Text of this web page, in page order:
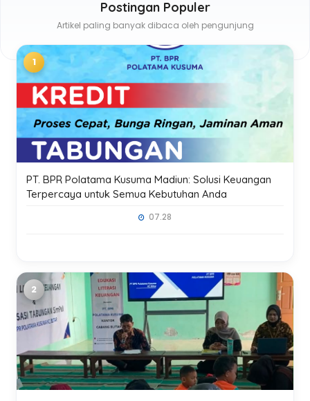
Postingan Populer
Artikel paling banyak dibaca oleh pengunjung
PT. BPR Polatama Kusuma Madiun: Solusi Keuangan
Terpercaya untuk Semua Kebutuhan Anda
07.28